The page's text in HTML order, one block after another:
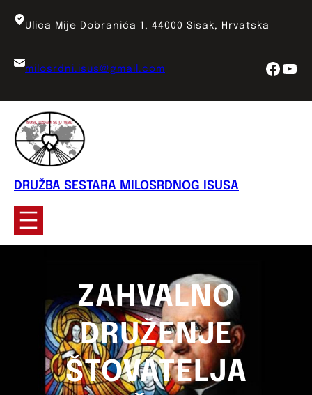
Ulica Mije Dobranića 1, 44000 Sisak, Hrvatska
milosrdni.isus@gmail.com
DRUŽBA SESTARA MILOSRDNOG ISUSA
ZAHVALNO
DRUŽENJE
ŠTOVATELJA